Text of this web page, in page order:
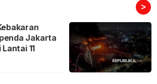
>
Jakarta
11